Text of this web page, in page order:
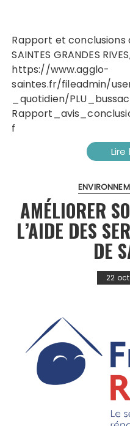
Rapport et conclusions disponibles sur le site de
SAINTES GRANDES
https://www.agglo-
saintes.fr/fileadmin/
_quotidien/
f
Lire
AMÉLIORER
L’AIDE DES
DE
22